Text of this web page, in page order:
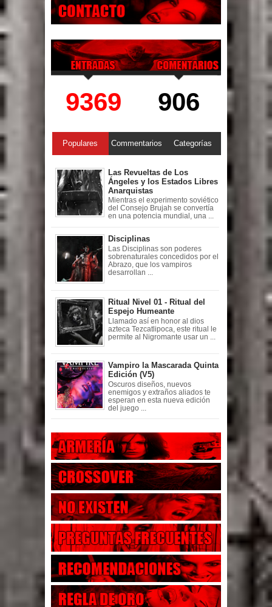
9369 906
Populares Commentarios Categorías
Las Revueltas de Los
Ángeles y los Estados Libres
Anarquistas
Mientras el experimento soviético
del Consejo Brujah se convertía
en una potencia mundial, una ...
Disciplinas
Las Disciplinas son poderes
sobrenaturales concedidos por el
Abrazo, que los vampiros
desarrollan ...
Ritual Nivel 01 - Ritual del
Espejo Humeante
Llamado así en honor al dios
azteca Tezcatlipoca, este ritual le
permite al Nigromante usar un ...
Vampiro la Mascarada Quinta
Edición (V5)
Oscuros diseños, nuevos
enemigos y extraños aliados te
esperan en esta nueva edición
del juego ...